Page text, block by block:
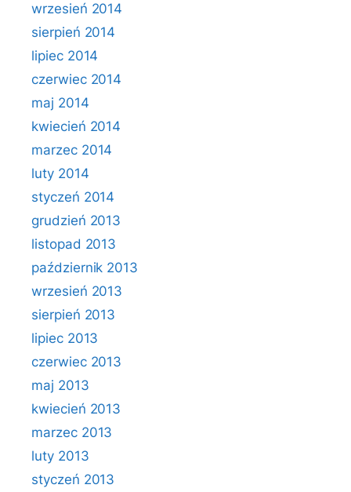
wrzesień 2014
sierpień 2014
lipiec 2014
czerwiec 2014
maj 2014
kwiecień 2014
marzec 2014
luty 2014
styczeń 2014
grudzień 2013
listopad 2013
październik 2013
wrzesień 2013
sierpień 2013
lipiec 2013
czerwiec 2013
maj 2013
kwiecień 2013
marzec 2013
luty 2013
styczeń 2013